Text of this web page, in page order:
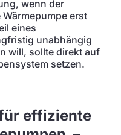
wenn der
erst
eines
unabhängig
will, sollte direkt auf
setzen.
effiziente